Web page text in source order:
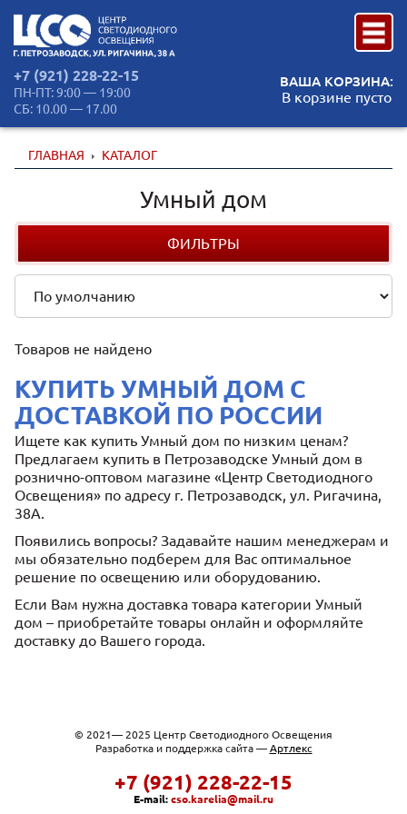
+7 (921) 228-22-15
ПН-ПТ: 9:00 — 19:00
СБ: 10.00 — 17.00
ВАША КОРЗИНА:
В корзине пусто
ГЛАВНАЯ КАТАЛОГ
Умный дом
ФИЛЬТРЫ
Товаров не найдено
КУПИТЬ УМНЫЙ ДОМ С
ДОСТАВКОЙ ПО РОССИИ
Ищете как купить Умный дом по низким ценам?
Предлагаем купить в Петрозаводске Умный дом в
рознично-оптовом магазине «Центр Светодиодного
Освещения» по адресу г. Петрозаводск, ул. Ригачина,
38А.
Появились вопросы? Задавайте нашим менеджерам и
мы обязательно подберем для Вас оптимальное
решение по освещению или оборудованию.
Если Вам нужна доставка товара категории Умный
дом – приобретайте товары онлайн и оформляйте
доставку до Вашего города.
© 2021— 2025 Центр Светодиодного Освещения
Разработка и поддержка сайта — Артлекс
+7 (921) 228-22-15
E-mail: cso.karelia@mail.ru